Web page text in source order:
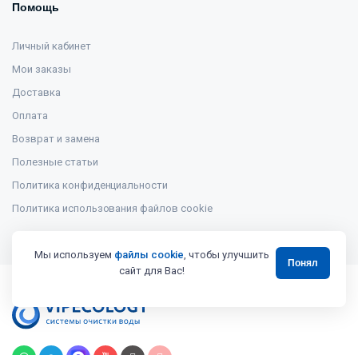
Помощь
Личный кабинет
Мои заказы
Доставка
Оплата
Возврат и замена
Полезные статьи
Политика конфиденциальности
Политика использования файлов cookie
Мы используем файлы cookie, чтобы улучшить
сайт для Вас!
Понял